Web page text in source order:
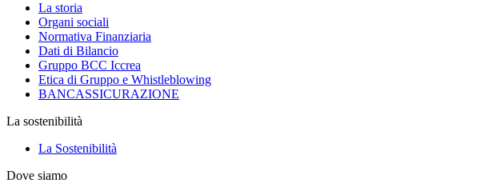
La storia
Organi sociali
Normativa Finanziaria
Dati di Bilancio
Gruppo BCC Iccrea
Etica di Gruppo e Whistleblowing
BANCASSICURAZIONE
La sostenibilità
La Sostenibilità
Dove siamo